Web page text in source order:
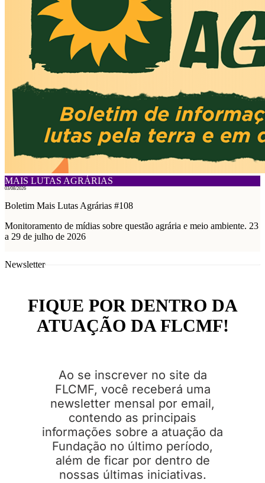
MAIS LUTAS AGRÁRIAS
03/08/2026
Boletim Mais Lutas Agrárias #108
Monitoramento de mídias sobre questão agrária e meio ambiente. 23
a 29 de julho de 2026
Newsletter
FIQUE POR DENTRO DA
ATUAÇÃO DA FLCMF!
Ao se inscrever no site da
FLCMF, você receberá uma
newsletter mensal por email,
contendo as principais
informações sobre a atuação da
Fundação no último período,
além de ficar por dentro de
nossas últimas iniciativas.